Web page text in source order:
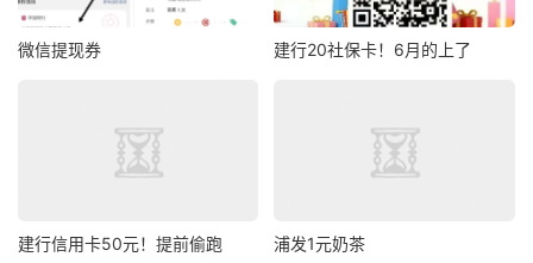
微信提现券 建行20社保卡！6月的上了
建行信用卡50元！提前偷跑 浦发1元奶茶